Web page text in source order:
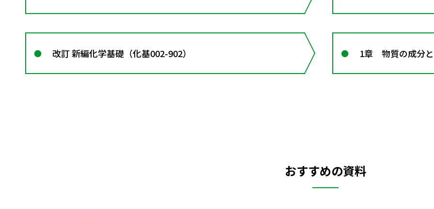
改訂 新編化学基礎（化基002-902） 1章 物質の成分
おすすめの資料